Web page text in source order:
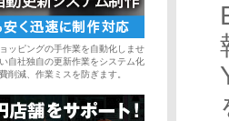
ッピングの手作業を自動化しませ
自社独自の更新作業をシステム化
削減、作業ミスを防ぎます。